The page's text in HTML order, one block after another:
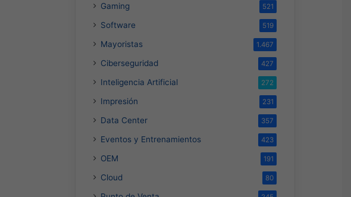
Gaming 521
Software 519
Mayoristas 1.467
Ciberseguridad 427
Inteligencia Artificial 272
Impresión 231
Data Center 357
Eventos y Entrenamientos 423
OEM 191
Cloud 80